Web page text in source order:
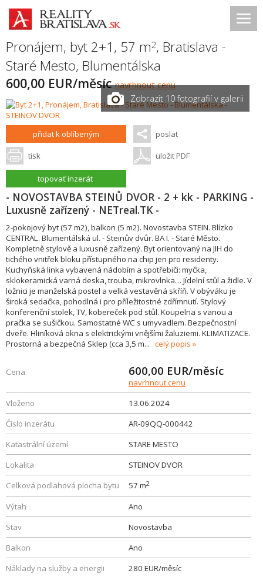
Pronájem, byt 2+1, 57 m2, Bratislava -
Staré Mesto, Blumentálska
600,00 EUR/měsícnavrhnout cenu
Zobrazit 10 fotografií v galerii
přidat k oblíbeným poslat
tisk uložit PDF
topovať inzerát
- NOVOSTAVBA STEINŮ DVOR - 2 + kk - PARKING -
Luxusně zařízený - NETreal.TK -
2-pokojový byt (57 m2), balkon (5 m2). Novostavba STEIN. Blízko
CENTRAL. Blumentálská ul. - Steinův dvůr. BA I. - Staré Město.
Kompletně stylově a luxusně zařízený. Byt orientovaný na JIH do
tichého vnitřek bloku přístupného na chip jen pro residenty.
Kuchyňská linka vybavená nádobím a spotřebiči: myčka,
sklokeramická varná deska, trouba, mikrovlnka… Jídelní stůl a židle. V
ložnici je manželská postel a velká vestavěná skříň. V obýváku je
široká sedačka, pohodlná i pro příležitostné zdřímnutí. Stylový
konferenční stolek, TV, kobereček pod stůl. Koupelna s vanou a
pračka se sušičkou. Samostatné WC s umyvadlem. Bezpečnostní
dveře. Hliníková okna s elektrickými vnějšími žaluziemi. KLIMATIZACE.
Prostorná a bezpečná Sklep (cca 3,5 m... celý popis
Cena 600,00 EUR/měsíc
navrhnout cenu
Vloženo
13.06.2024
Číslo inzerátu
AR-09QQ-000442
Katastrální území
STARE MESTO
Lokalita
STEINOV DVOR
Celková podlahová plocha bytu
57 m2
Výtah
Ano
Stav
Novostavba
Balkon
Ano
Náklady na služby a energii
280 EUR/měsíc